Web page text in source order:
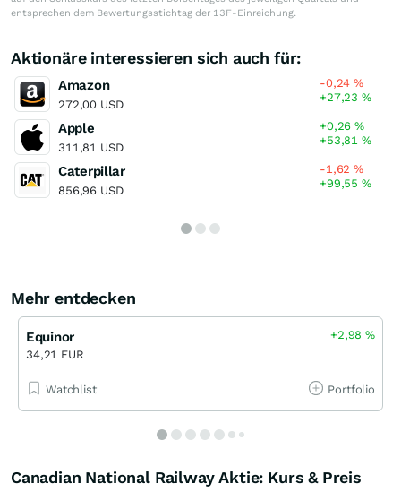
entsprechen dem Bewertungsstichtag der 13F-Einreichung.
Aktionäre interessieren sich auch für:
Amazon
272,00 USD
-0,24%
+27,23%
Apple
311,81 USD
+0,26%
+53,81%
Caterpillar
856,96 USD
-1,62%
+99,55%
Mehr entdecken
Equinor
34,21 EUR
+2,98%
Watchlist Portfolio
Canadian National Railway Aktie: Kurs & Preis